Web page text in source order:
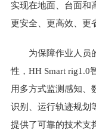
实现在地面、台面和
更安全、更高效、更
为保障作业人员的
性，HH Smart rig1.0
用多方式监测感知、
识别、运行轨迹规划
提供了可靠的技术支